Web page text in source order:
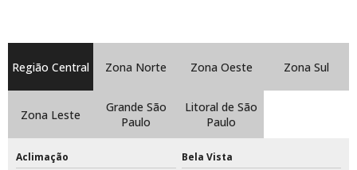
Preço tinta epóxi para quadras esportivas
Primer pu para madeira
Região Central Zona Norte Zona Oeste Zona Sul
Zona Leste
Grande São
Paulo
Litoral de São
Paulo
Aclimação Bela Vista